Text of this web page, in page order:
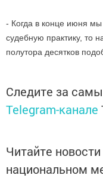
- Когда в конце июня мы
судебную практику, то
полутора десятков
Следите за
Telegram-канале
Читайте
национальном